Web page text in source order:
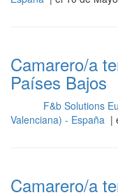
Camarero/a
Países Bajos
F&b Solutions
Valenciana) - España |
Camarero/a